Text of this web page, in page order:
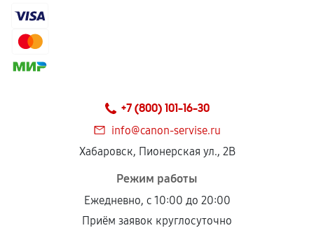
+7 (800) 101-16-30
info@canon-servise.ru
Хабаровск, Пионерская ул., 2В
Режим работы
Ежедневно, с 10:00 до 20:00
Приём заявок круглосуточно